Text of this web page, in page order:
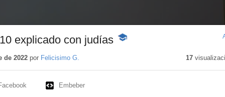
explicado con judías -
de 2022por Felicisimo G. 17
Embeber